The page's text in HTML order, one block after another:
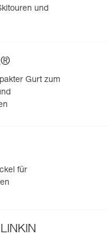
und
Gurt zum
für